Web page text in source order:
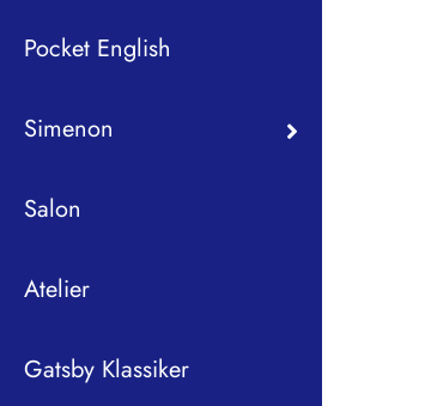
Pocket English
Simenon
Salon
Atelier
Gatsby Klassiker